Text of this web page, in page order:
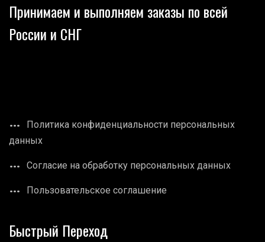
Принимаем и выполняем заказы по всей
России и СНГ
Политика конфиденциальности персональных
данных
Согласие на обработку персональных данных
Пользовательское соглашение
Быстрый Переход